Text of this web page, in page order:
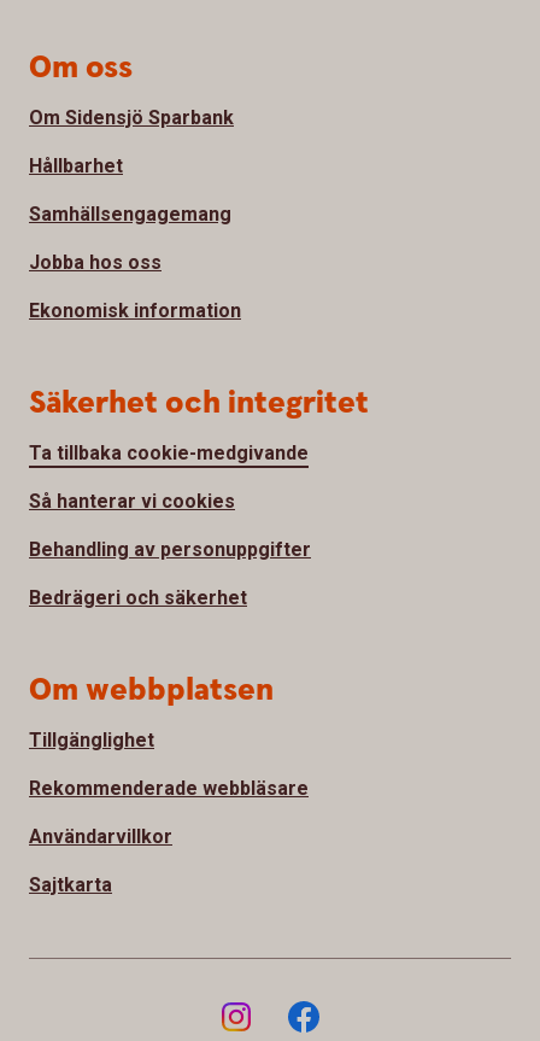
Om oss
Om Sidensjö Sparbank
Hållbarhet
Samhällsengagemang
Jobba hos oss
Ekonomisk information
Säkerhet och integritet
Ta tillbaka cookie-medgivande
Så hanterar vi cookies
Behandling av personuppgifter
Bedrägeri och säkerhet
Om webbplatsen
Tillgänglighet
Rekommenderade webbläsare
Användarvillkor
Sajtkarta